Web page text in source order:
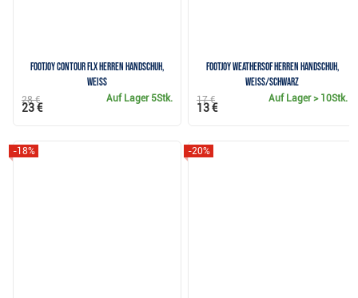
FootJoy Contour FLX Herren Handschuh,
weiss
Auf Lager 5Stk.
28 €
23 €
FootJoy WeatherSof Herren Handschuh,
weiss/schwarz
Auf Lager> 10Stk.
17 €
13 €
-18% -20%